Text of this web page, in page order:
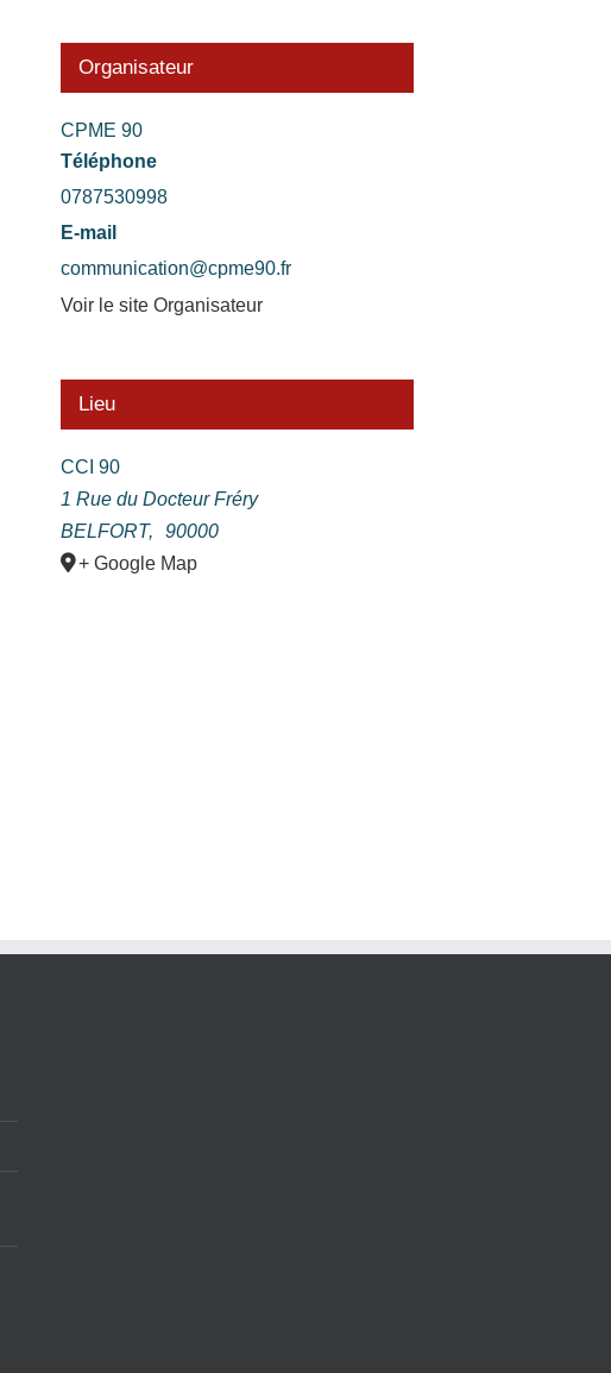
Organisateur
CPME 90
Téléphone
0787530998
E-mail
communication@cpme90.fr
Voir le site Organisateur
Lieu
CCI 90
1 Rue du Docteur Fréry
BELFORT,
90000
+ Google Map